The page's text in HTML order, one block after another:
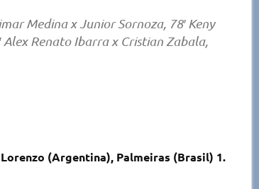
Medina x Junior Sornoza, 78′ Keny
Alex Renato Ibarra x Cristian Zabala,
(Argentina), Palmeiras (Brasil) 1.